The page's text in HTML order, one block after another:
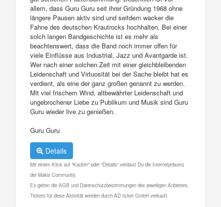
allem, dass Guru Guru seit ihrer Gründung 1968 ohne
längere Pausen aktiv sind und seitdem wacker die
Fahne des deutschen Krautrocks hochhalten. Bei einer
solch langen Bandgeschichte ist es mehr als
beachtenswert, dass die Band noch immer offen für
viele Einflüsse aus Industrial, Jazz und Avantgarde ist.
Wer nach einer solchen Zeit mit einer gleichbleibenden
Leidenschaft und Virtuosität bei der Sache bleibt hat es
verdient, als eine der ganz großen genannt zu werden.
Mit viel frischem Wind, altbewährter Leidenschaft und
ungebrochener Liebe zu Publikum und Musik sind Guru
Guru wieder live zu genießen.
Guru Guru
Details
Mit einem Klick auf "Kaufen" oder "Details" verlässt Du die Internetpräsenz
der Makis Community.
Es gelten die AGB und Datenschutzbestimmungen des jeweiligen Anbieters.
Tickets für diese Aktivität werden durch AD ticket GmbH verkauft.